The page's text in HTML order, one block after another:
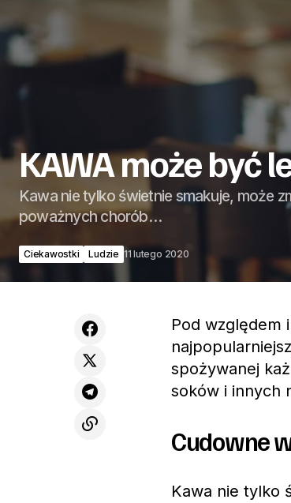
KAWA może być
Kawa nie tylko świetnie smakuje, może
poważnych chorób…
Ciekawostki Ludzie 11 lutego 2020
Pod względem
spożywanej
soków i innych
Cudowne
Kawa nie tylko